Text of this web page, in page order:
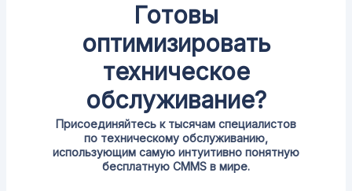
Готовы
оптимизировать
техническое
обслуживание?
Присоединяйтесь к тысячам специалистов
по техническому обслуживанию,
использующим самую интуитивно понятную
бесплатную CMMS в мире.